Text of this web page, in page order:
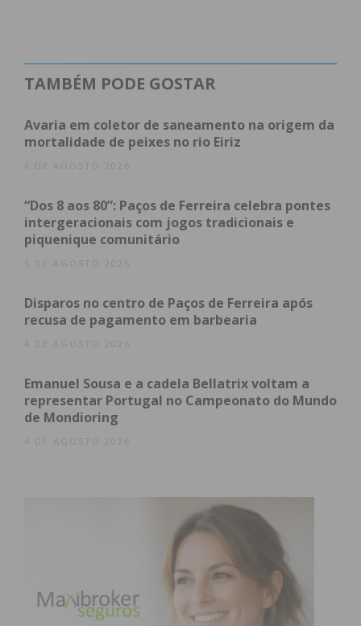
TAMBÉM PODE GOSTAR
Avaria em coletor de saneamento na origem da
mortalidade de peixes no rio Eiriz
6 DE AGOSTO 2026
“Dos 8 aos 80”: Paços de Ferreira celebra pontes
intergeracionais com jogos tradicionais e
piquenique comunitário
5 DE AGOSTO 2026
Disparos no centro de Paços de Ferreira após
recusa de pagamento em barbearia
4 DE AGOSTO 2026
Emanuel Sousa e a cadela Bellatrix voltam a
representar Portugal no Campeonato do Mundo
de Mondioring
4 DE AGOSTO 2026